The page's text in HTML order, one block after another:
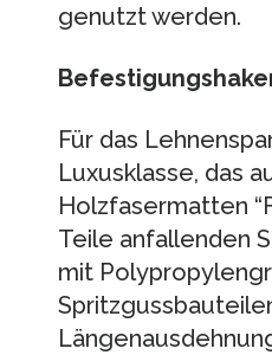
genutzt werden.
Für das
Luxusklasse, das
Holzfasermatten
Teile anfallenden
mit